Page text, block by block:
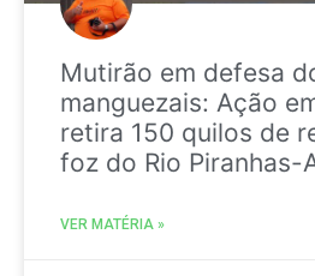
Mutirão em defesa
manguezais: Ação
retira 150 quilos de
foz do Rio Piranhas-
VER MATÉRIA »